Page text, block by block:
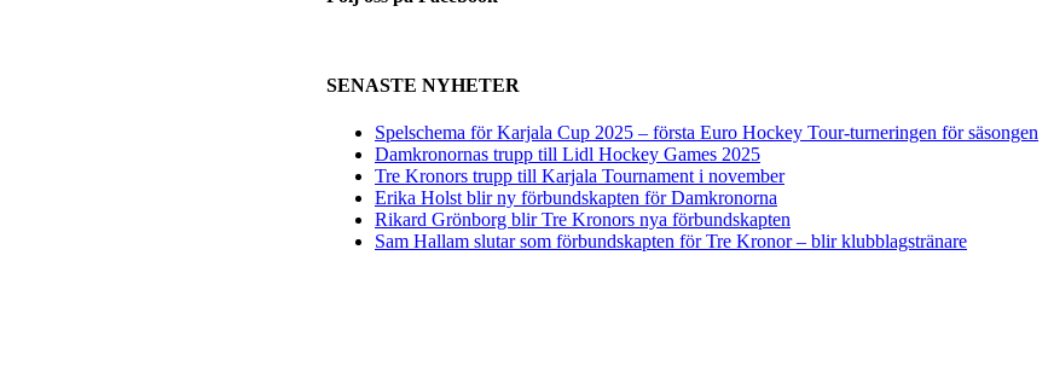
SENASTE NYHETER
Spelschema för Karjala Cup 2025 – första Euro Hockey Tour-turneringen för säsongen
Damkronornas trupp till Lidl Hockey Games 2025
Tre Kronors trupp till Karjala Tournament i november
Erika Holst blir ny förbundskapten för Damkronorna
Rikard Grönborg blir Tre Kronors nya förbundskapten
Sam Hallam slutar som förbundskapten för Tre Kronor – blir klubblagstränare